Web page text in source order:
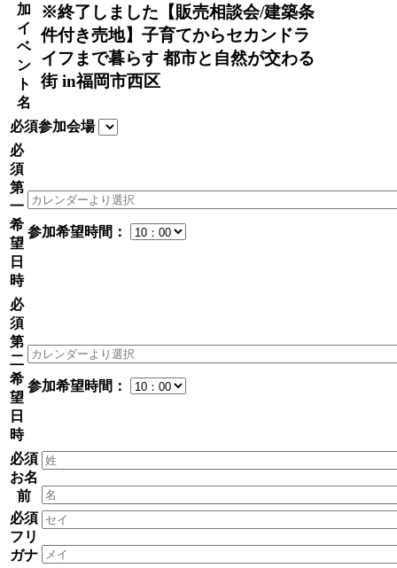
加
イ
ベ
ン
ト
名
※終了しました【販売相談会/建築条
件付き売地】子育てからセカンドラ
イフまで暮らす 都市と自然が交わる
街 in福岡市西区
必須参加会場
必
須
第
一
希
望
日
時
参加希望時間：
必
須
第
二
希
望
日
時
参加希望時間：
必須
お名
前
必須
フリ
ガナ